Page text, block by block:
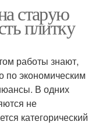
старую
плитку
работы знают,
по экономическим
В одних
не
категорический